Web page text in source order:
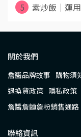
5
素炒飯｜運
關於我們
詹醬品牌故事 購物須
退換貨政策 隱私政策
詹醬詹麵詹粉銷售通路
聯絡資訊